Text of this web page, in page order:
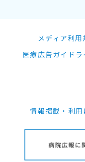
メディア利用
医療広告ガイド
情報掲載・利